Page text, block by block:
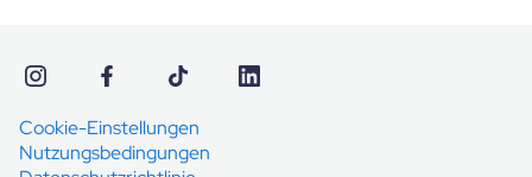
Cookie-Einstellungen
Nutzungsbedingungen